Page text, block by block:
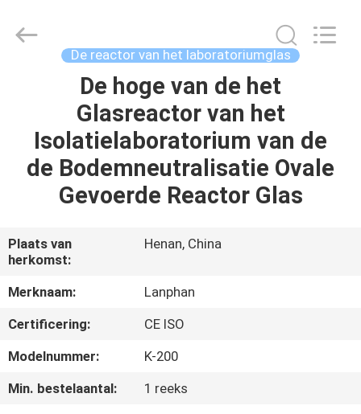
PRODUCTEN
VIDEOS
ONGEVEER
ONS
FABRIEKSREIS
KWALITEITSCONTROLE
Co.,Ltd.
De reactor van het laboratoriumglas
De hoge van de het
Glasreactor van het
Isolatielaboratorium van de
de Bodemneutralisatie Ovale
Gevoerde Reactor Glas
Plaats van
herkomst:
Henan, China
Merknaam:
Lanphan
Certificering:
CE ISO
Modelnummer:
K-200
Min. bestelaantal:
1 reeks